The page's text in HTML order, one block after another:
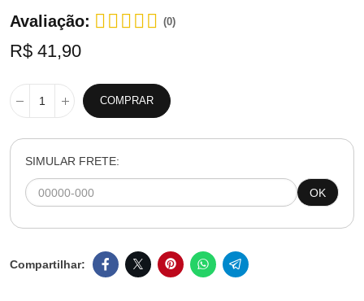
Avaliação:
(0)
R$ 41,90
COMPRAR
SIMULAR FRETE:
OK